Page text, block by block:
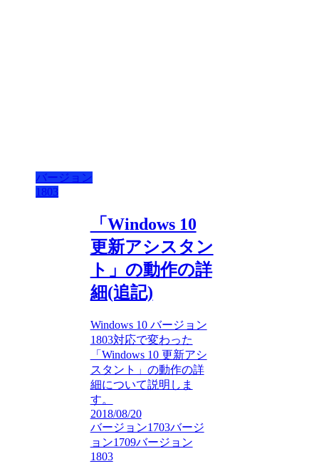
バージョン
1803
「Windows 10
更新アシスタン
ト」の動作の詳
細(追記)
Windows 10 バージョン
1803対応で変わった
「Windows 10 更新アシ
スタント」の動作の詳
細について説明しま
す。
2018/08/20
バージョン1703バージ
ョン1709バージョン
1803